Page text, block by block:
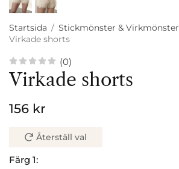
Startsida / Stickmönster & Virkmönster
Virkade shorts
(0)
Virkade shorts
156 kr
Återställ val
Färg 1: